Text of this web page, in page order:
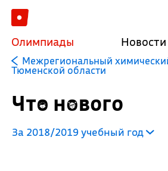
Олимпиады Новости
Межрегиональный
Тюменской области
Что нового
За 2018/2019 учебный год